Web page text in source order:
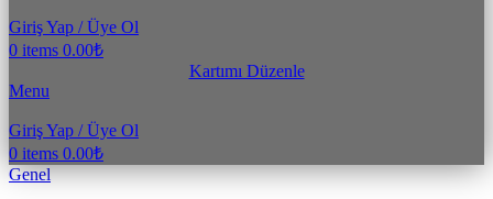
Giriş Yap / Üye Ol
0 items 0.00₺
Kartımı Düzenle
Menu
Giriş Yap / Üye Ol
0 items 0.00₺
Genel